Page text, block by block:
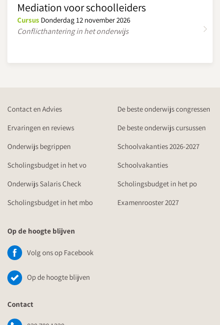
Mediation voor schoolleiders
Cursus Donderdag 12 november 2026
Conflicthantering in het onderwijs
Contact en Advies
De beste onderwijs congressen
Ervaringen en reviews
De beste onderwijs cursussen
Onderwijs begrippen
Schoolvakanties 2026-2027
Scholingsbudget in het vo
Schoolvakanties
Onderwijs Salaris Check
Scholingsbudget in het po
Scholingsbudget in het mbo
Examenrooster 2027
Op de hoogte blijven
Volg ons op Facebook
Op de hoogte blijven
Contact